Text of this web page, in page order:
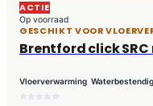
ACTIE
Op voorraad
GESCHIKT VOOR
Brentford click
Vloerverwarming Waterbestendig